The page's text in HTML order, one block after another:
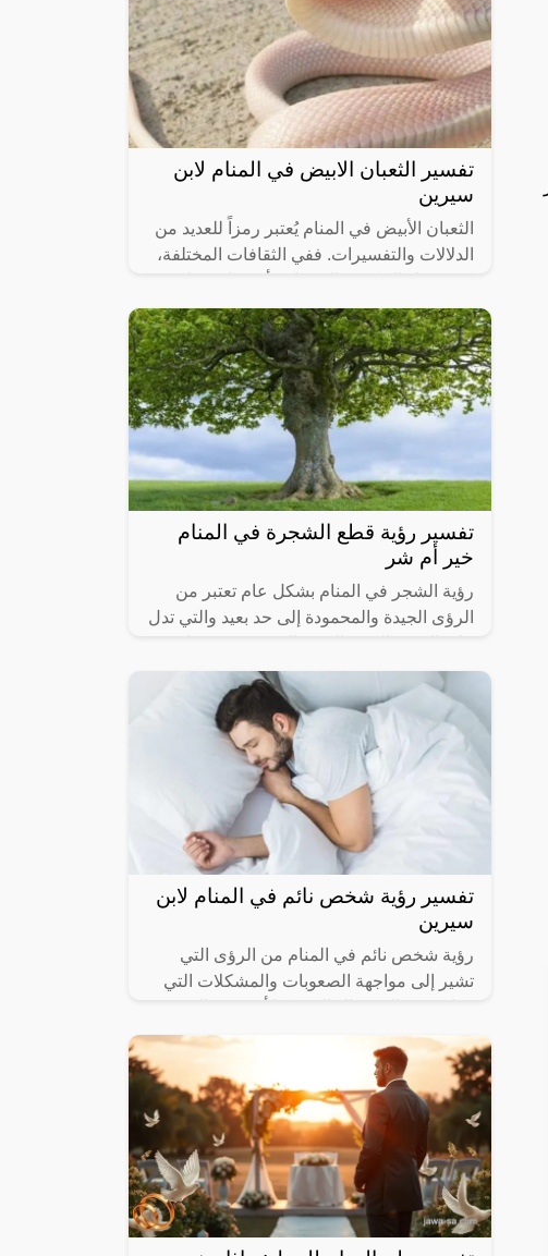
تفسير الثعبان الابيض في المنام لابن
سيرين
الثعبان الأبيض في المنام يُعتبر رمزاً للعديد من
الدلالات والتفسيرات. ففي الثقافات المختلفة،
وتغييرات في الحياة.
تفسير رؤية قطع الشجرة في المنام
خير أم شر
رؤية الشجر في المنام بشكل عام تعتبر من
الرؤى الجيدة والمحمودة إلى حد بعيد والتي تدل
المنام، كما أنها تحمل الكثير من
تفسير رؤية شخص نائم في المنام لابن
سيرين
رؤية شخص نائم في المنام من الرؤى التي
تشير إلى مواجهة الصعوبات والمشكلات التي
من الدلالات والتفسيرات المختلفة